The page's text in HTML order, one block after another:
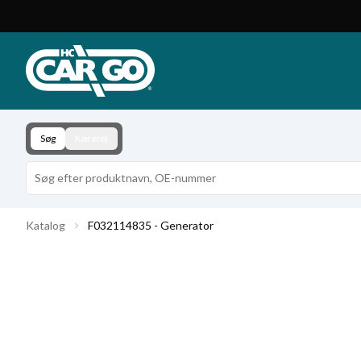
Download
Kontakt
Søg
Katalog F032114835 - Generator